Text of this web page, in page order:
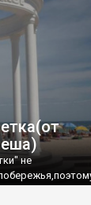
не